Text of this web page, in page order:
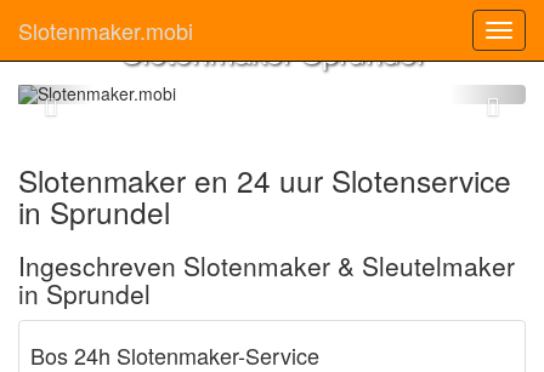
Slotenmaker.mobiSlotenmaker Sprundel
Slotenmaker en 24 uur Slotenservice
in Sprundel
Ingeschreven Slotenmaker & Sleutelmaker
in Sprundel
Bos 24h Slotenmaker-Service